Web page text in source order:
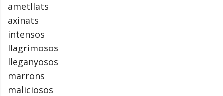
ametllats
axinats
intensos
llagrimosos
lleganyosos
marrons
maliciosos